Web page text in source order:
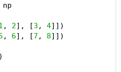
np
, 2], [3 , 4]])
, 6], [7 , 8]])